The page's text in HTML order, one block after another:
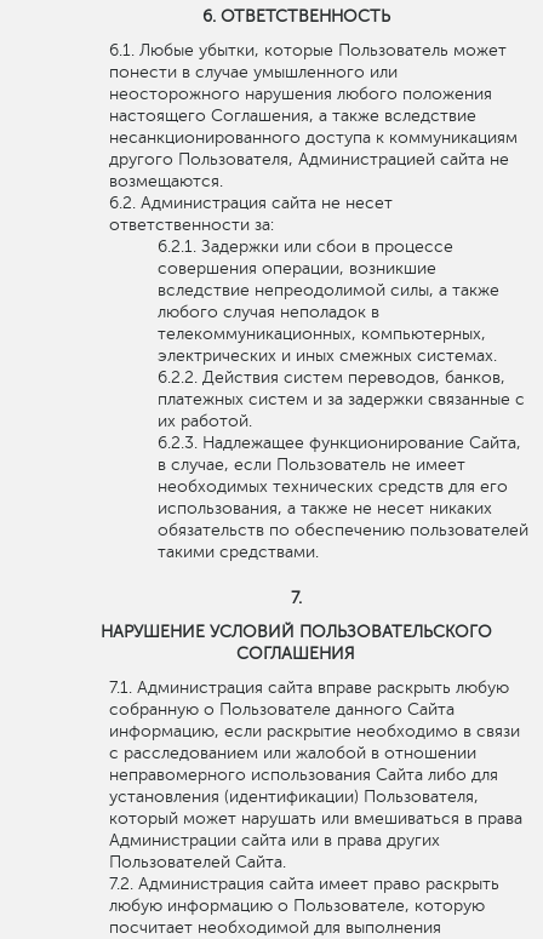
ОТВЕТСТВЕННОСТЬ
Любые убытки, которые Пользователь может
понести в случае умышленного или
неосторожного нарушения любого положения
настоящего Соглашения, а также вследствие
несанкционированного доступа к коммуникациям
другого Пользователя, Администрацией сайта не
возмещаются.
Администрация сайта не несет
ответственности за:
Задержки или сбои в процессе
совершения операции, возникшие
вследствие непреодолимой силы, а также
любого случая неполадок в
телекоммуникационных, компьютерных,
электрических и иных смежных системах.
Действия систем переводов, банков,
платежных систем и за задержки связанные с
их работой.
Надлежащее функционирование Сайта,
в случае, если Пользователь не имеет
необходимых технических средств для его
использования, а также не несет никаких
обязательств по обеспечению пользователей
такими средствами.
НАРУШЕНИЕ УСЛОВИЙ ПОЛЬЗОВАТЕЛЬСКОГО
СОГЛАШЕНИЯ
Администрация сайта вправе раскрыть любую
собранную о Пользователе данного Сайта
информацию, если раскрытие необходимо в связи
с расследованием или жалобой в отношении
неправомерного использования Сайта либо для
установления (идентификации) Пользователя,
который может нарушать или вмешиваться в права
Администрации сайта или в права других
Пользователей Сайта.
Администрация сайта имеет право раскрыть
любую информацию о Пользователе, которую
посчитает необходимой для выполнения